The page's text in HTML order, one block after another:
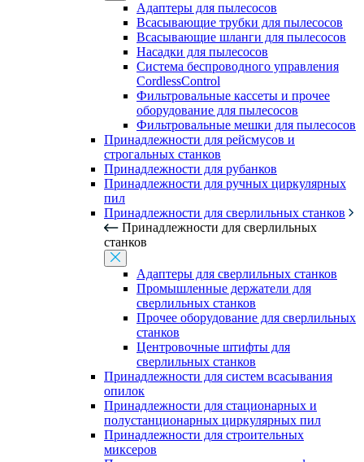
Адаптеры для пылесосов
Всасывающие трубки для пылесосов
Всасывающие шланги для пылесосов
Насадки для пылесосов
Система беспроводного управления
CordlessControl
Фильтровальные кассеты и прочее
оборудование для пылесосов
Фильтровальные мешки для пылесосов
Принадлежности для рейсмусов и
строгальных станков
Принадлежности для рубанков
Принадлежности для ручных циркулярных
пил
Принадлежности для сверлильных станков
Принадлежности для сверлильных
станков
Адаптеры для сверлильных станков
Промышленные держатели для
сверлильных станков
Прочее оборудование для сверлильных
станков
Центровочные штифты для
сверлильных станков
Принадлежности для систем всасывания
опилок
Принадлежности для стационарных и
полустанционарных циркулярных пил
Принадлежности для строительных
миксеров